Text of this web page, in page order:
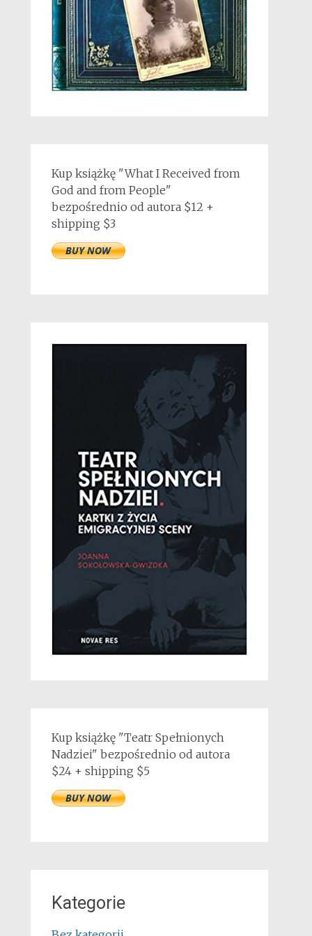
Kup książkę "What I Received from
God and from People"
bezpośrednio od autora $12 +
shipping $3
Kup książkę "Teatr Spełnionych
Nadziei" bezpośrednio od autora
$24 + shipping $5
Kategorie